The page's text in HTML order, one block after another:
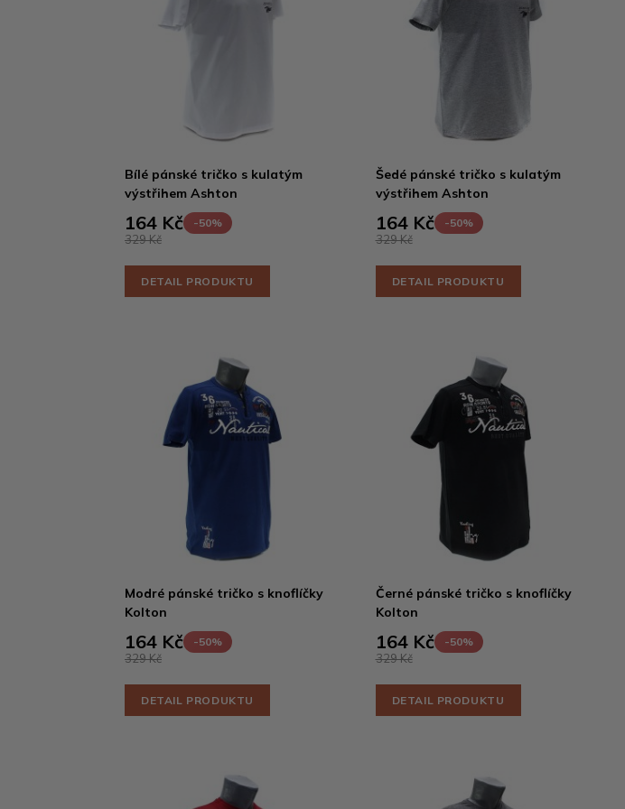
Bílé pánské tričko s kulatým
výstřihem Ashton
164 Kč -50%
329 Kč
DETAIL PRODUKTU
Šedé pánské tričko s kulatým
výstřihem Ashton
164 Kč -50%
329 Kč
DETAIL PRODUKTU
Modré pánské tričko s knoflíčky
Kolton
164 Kč -50%
329 Kč
DETAIL PRODUKTU
Černé pánské tričko s knoflíčky
Kolton
164 Kč -50%
329 Kč
DETAIL PRODUKTU